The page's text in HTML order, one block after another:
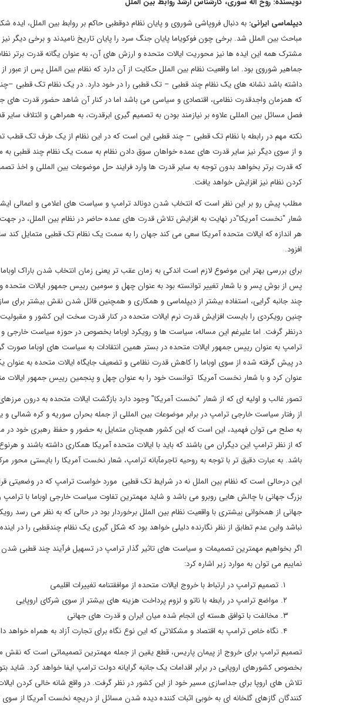
دیپلماسی ایرانی: به دنبال فروپاشی شوروی و پایان نظام دوقطبی حاکم بر روابط بین الملل،
مباحث بین الملل شد. برخی چون فوکویاما پایان جنگ سرد را پایان تاریخ نامیدند و برخی
مشترک همه این ایده ها نیز محوریت ایالات متحده و ارزش های آن، به عنوان یگانه قدرت برتر
جماهیر شوروی بود. اما واقعیت نظام بین الملل حکایت از آن دارد که نظام بین الملل پس از
داشته باشد نشانه های یک نظام چند قطبی – تک قطبی را در خود دارد. در یک نظام تک قطبی
که همزمان واجدقدرت نظامی، اقتصادی و سیاسی می باشد اما در کنار آن شاهد حضور قدرت های
فصل مسائل بین المللی علاوه بر نیازمند بودن به تصمیم گیری ابرقدرت، به همراهی و ائتلاف
نکته مهم در رابطه با نظام تک قطبی – چند قطبی این است که در این نظام از یک طرف تک قطب
و از سوی دیگر نیز سایر قدرت های عمده خواهان سوق دادن نظام به سمت یک نظام چند قطبی به
که قدرت برتر بخواهد بدون توجه به سایر قدرت ها وارد فرایند حل موضوعات بین المللی و اخذ
کردن نظام نیز افزایش خواهد یافت.
مطلب پیش رو بر این نظر است که انتخاب شدن دونالد ترامپ و سیاست های اعلامی و اعمالی
شعار "نخست آمریکا"در نهایت به افزایش تلاش قدرت های عمده حاضر در نظام بین الملل، در جهت
هر اندازه که ایالات متحده آمریکا سعی می کند جهان را به سمت یک نظام تک قطبی متمایل
افزود.
برای بررسی بهتر این موضوع لازم است اندکی به زمان عقب تر یعنی زمان انتخاب شدن باراک اوباما
پس از بوش پسر و با شعار تغییر توانسته بود به عنوان چهل و سومین رییس جمهور ایالات متحده
چند جانبه گرایی، استفاده بیشتر از دیپلماسی و همکاری و همچنین قائل شدن نقش بیشتر برای
چنین رویکردی را بایست افزایش قدرت نرم ایالات متحده در کنار قدرت سخت این کشور و
درنظر گرفت. اما علیرغم این مساله، سیاست ها و رویکرد اوباما بخصوص در حوزه سیاست خارجی و
ترامپ به عنوان رییس جمهور ایالات متحده در بستر همین انتقادات به سیاست های اوباما صورت
در پیش گرفته شده از سوی اوباما را کاهش قدرت نظامی و تضعیف جایگاه ایالات متحده به
عنوان کرد و با شعار نخست آمریکا توانست خود را به عنوان چهل و پنجمین رییس جمهور ایالات
تصور غالب و اولیه ای که از شعار "نخست آمریکا" وجود دارد بازگشت ایالات متحده به درون
از رفتار سیاست خارجی ترامپ در برابر موضوعات بین المللی از جمله بحران سوریه و کره شمالی
به صلح می توان فهمید، این است که این کشور همچنان متمایل به حضور و حفظ رهبری خود در
که از نظر ترامپ این دیگران می باشند که باید با ایالات متحده آمریکا همکاری داشته باشند و
باشد. به عبارت دقیق تر با توجه به روحیه تاجرمآبانه ترامپ، شعار نخست آمریکا را بایستی محور
این درحالی است که نظام بین الملل نه در شرایط تک قطبی مورد خواست ترامپ که در وضعیتی
بزرگ جهانی با چالش هایی روبرو می باشد و شاید مهمترین تفاوت سیاست خارجی اوباما با ترامپ
جهانی از همخوانی بیشتری با واقعیت نظام بین الملل برخوردار بود در حالی که به نظر می رسد
نباشد واین عدم تطابق از نظر نگارنده دلیلی خواهد بود که شکل گیری یک نظام چندقطبی را در
اگر بخواهیم مهمترین تصمیمات و سیاست های تاثیر گذار ترامپ در تسهیل فرآیند چند قطبی
نماییم می توان به موارد زیر اشاره کرد:
تصمیم ترامپ در ارتباط با خروج ایالات متحده از موافقتنامه تغییرات اقلیمی
مواضع ترامپ در رابطه با ناتو و لزوم پرداخت هزینه های بیشتر از سوی شرکای اروپایی
مخالفت با توافق هسته ای انجام شده میان ایران و قدرت های جهانی
نگاه خاص ترامپ به اقتصاد و مشکلاتی که این نوع نگاه برای تجارت آزاد به همراه خواهد
تصمیم ترامپ برای خروج از پیمان پاریس، قطع یقین از جمله مهمترین تصمیماتی است که
بخصوص کشورهای اروپایی در برابر اقدامات یک جانبه گرایانه دولت ترامپ ایفا خواهد کرد. شاید
تلاش های اروپا برای جداسازی مسیر خود از این کشور در نظر گرفت. در واقع شانه خالی کردن
کنندگان گازهای گلخانه ای به خوبی اثبات کننده دیده شدن مسائل از دریچه نخست آمریکا از